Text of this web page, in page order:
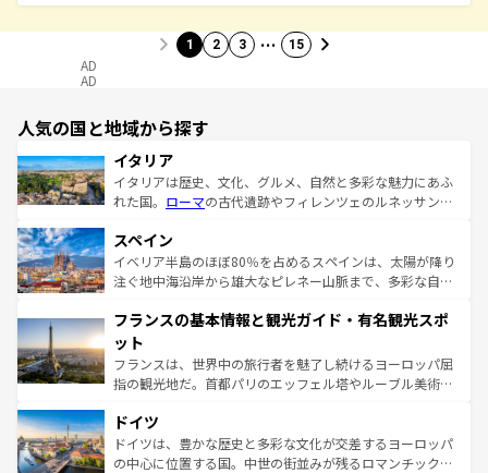
1 2 3 … 15
AD
AD
人気の国と地域から探す
イタリア
イタリアは歴史、文化、グルメ、自然と多彩な魅力にあふ
れた国。 ローマの古代遺跡やフィレンツェのルネッサンス
ろん、トスカーナの美しい田園風景やアマルフィ海岸の絶
景など、自然景観も見逃せない。観光の合間には、本場の
ピザやパスタなど、絶品のイタリア料理を堪能することも
ませてくれるイタリアで、忘れられない旅をしてみよう！
なお、新着のイタリア情報は
しい。
スペイン
イベリア半島のほぼ80％を占めるスペインは、太陽が降り
注ぐ地中海沿岸から雄大なピレネー山脈まで、多彩な自然
文化が根付くこの国では、情熱的なフラメンコ、熱気あふ
れる闘牛、そして美味しいタパスが生活の一部となってい
る。首都マドリードの洗練された雰囲気や、バルセロナの
アートに溢れた街角から、地方では古代ローマ遺跡や中世
せる。地方によって風土や気候が異なるスペインはその個
性で訪れる人を魅了する。 なお、新着のスペイン情報は コ
ンテンツ一覧を参照してほしい。
フランスの基本情報と観光ガイド・有名観光スポ
ット
フランスは、世界中の旅行者を魅了し続けるヨーロッパ屈
指の観光地だ。首都パリのエッフェル塔やルーブル美術館
で、幅広い魅力が詰まっている。華麗な宮殿、歴史的な大
聖堂、美しいビーチ、そして豊かな自然が、訪れる者を心
から魅了する。また、フランスは美食の国としても知ら
ドイツ
ドイツは、豊かな歴史と多彩な文化が交差するヨーロッパ
の中心に位置する国。中世の街並みが残るロマンチック街